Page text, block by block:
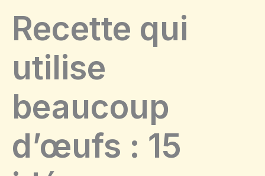
Recette qui
utilise
beaucoup
d’œufs : 15